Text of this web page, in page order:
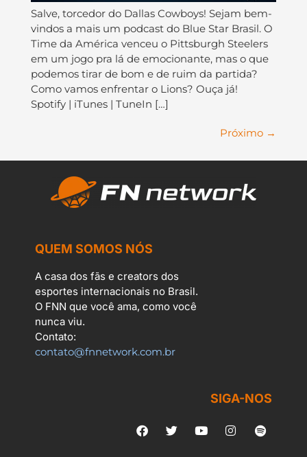
Salve, torcedor do Dallas Cowboys! Sejam bem-
vindos a mais um podcast do Blue Star Brasil. O
Time da América venceu o Pittsburgh Steelers
em um jogo pra lá de emocionante, mas o que
podemos tirar de bom e de ruim da partida?
Como vamos enfrentar o Lions? Ouça já!
Spotify | iTunes | TuneIn […]
Próximo →
QUEM SOMOS NÓS
A casa dos fãs e creators dos
esportes internacionais no Brasil.
O FNN que você ama, como você
nunca viu.
Contato:
contato@fnnetwork.com.br
SIGA-NOS